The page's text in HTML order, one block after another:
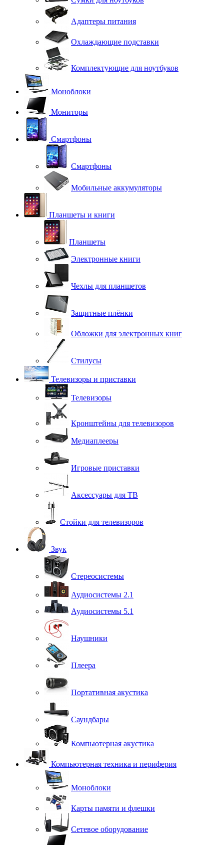
Адаптеры питания
Охлаждающие подставки
Комплектующие для ноутбуков
Моноблоки
Мониторы
Смартфоны
Смартфоны
Мобильные аккумуляторы
Планшеты и книги
Планшеты
Электронные книги
Чехлы для планшетов
Защитные плёнки
Обложки для электронных книг
Стилусы
Телевизоры и приставки
Телевизоры
Кронштейны для телевизоров
Медиаплееры
Игровые приставки
Аксессуары для ТВ
Стойки для телевизоров
Звук
Стереосистемы
Аудиосистемы 2.1
Аудиосистемы 5.1
Наушники
Плеера
Портативная акустика
Саундбары
Компьютерная акустика
Компьютерная техника и периферия
Моноблоки
Карты памяти и флешки
Сетевое оборудование